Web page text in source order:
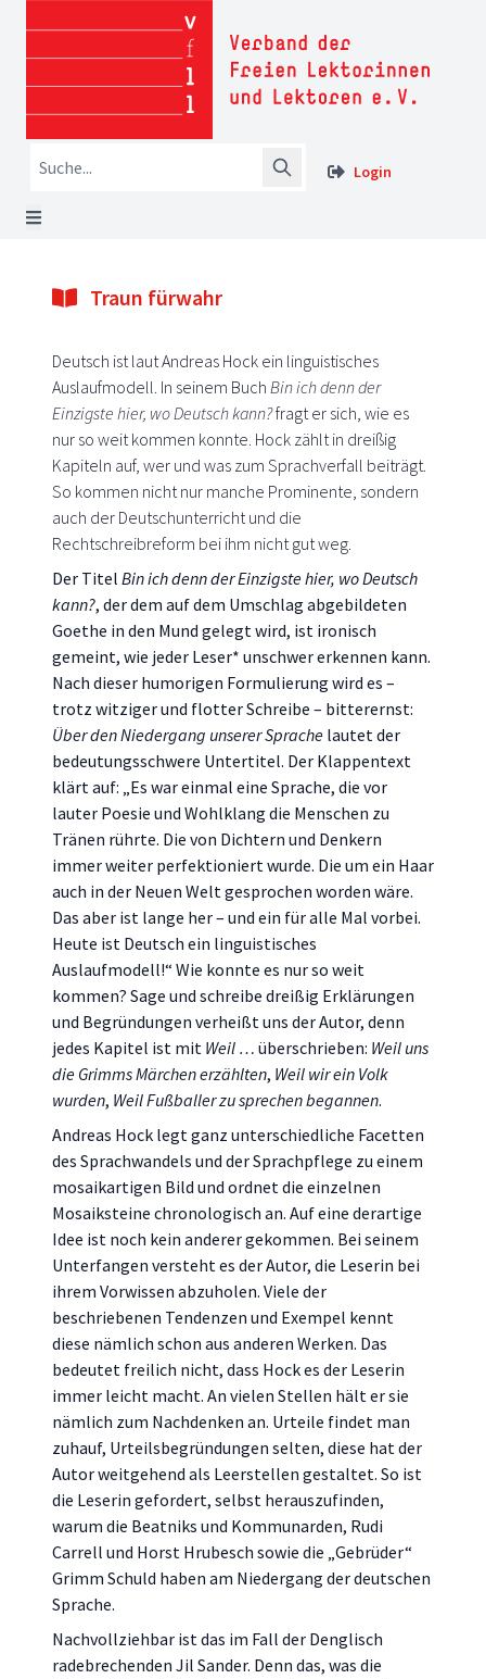
Login
Traun fürwahr
Deutsch ist laut Andreas Hock ein linguistisches
Auslaufmodell. In seinem Buch Bin ich denn der
Einzigste hier, wo Deutsch kann?fragt er sich, wie es
nur so weit kommen konnte. Hock zählt in dreißig
Kapiteln auf, wer und was zum Sprachverfall beiträgt.
So kommen nicht nur manche Prominente, sondern
auch der Deutschunterricht und die
Rechtschreibreform bei ihm nicht gut weg.
Der Titel Bin ich denn der Einzigste hier, wo Deutsch
kann?, der dem auf dem Umschlag abgebildeten
Goethe in den Mund gelegt wird, ist ironisch
gemeint, wie jeder Leser* unschwer erkennen kann.
Nach dieser humorigen Formulierung wird es –
trotz witziger und flotter Schreibe – bitterernst:
Über den Niedergang unserer Sprache lautet der
bedeutungsschwere Untertitel. Der Klappentext
klärt auf: „Es war einmal eine Sprache, die vor
lauter Poesie und Wohlklang die Menschen zu
Tränen rührte. Die von Dichtern und Denkern
immer weiter perfektioniert wurde. Die um ein Haar
auch in der Neuen Welt gesprochen worden wäre.
Das aber ist lange her – und ein für alle Mal vorbei.
Heute ist Deutsch ein linguistisches
Auslaufmodell!“ Wie konnte es nur so weit
kommen? Sage und schreibe dreißig Erklärungen
und Begründungen verheißt uns der Autor, denn
jedes Kapitel ist mit Weil … überschrieben: Weil uns
die Grimms Märchen erzählten, Weil wir ein Volk
wurden, Weil Fußballer zu sprechen begannen.
Andreas Hock legt ganz unterschiedliche Facetten
des Sprachwandels und der Sprachpflege zu einem
mosaikartigen Bild und ordnet die einzelnen
Mosaiksteine chronologisch an. Auf eine derartige
Idee ist noch kein anderer gekommen. Bei seinem
Unterfangen versteht es der Autor, die Leserin bei
ihrem Vorwissen abzuholen. Viele der
beschriebenen Tendenzen und Exempel kennt
diese nämlich schon aus anderen Werken. Das
bedeutet freilich nicht, dass Hock es der Leserin
immer leicht macht. An vielen Stellen hält er sie
nämlich zum Nachdenken an. Urteile findet man
zuhauf, Urteilsbegründungen selten, diese hat der
Autor weitgehend als Leerstellen gestaltet. So ist
die Leserin gefordert, selbst herauszufinden,
warum die Beatniks und Kommunarden, Rudi
Carrell und Horst Hrubesch sowie die „Gebrüder“
Grimm Schuld haben am Niedergang der deutschen
Sprache.
Nachvollziehbar ist das im Fall der Denglisch
radebrechenden Jil Sander. Denn das, was die